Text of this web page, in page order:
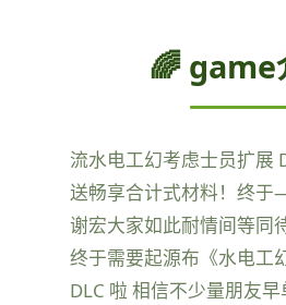
🌈 game
流水电工幻考虑士员扩展
送畅享合计式材料！终
谢宏大家如此耐情间等同
终于需要起源布《水电工
DLC 啦 相信不少量朋友